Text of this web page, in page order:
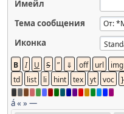
Имейл
Тема сообщения
Иконка
á« »—